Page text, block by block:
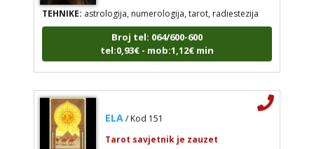
TEHNIKE:astrologija, numerologija, tarot, radiestezija
Broj tel: 064/600-600
tel:0,93€ - mob:1,12€ min
ELA / Kod 151
Tarot savjetnik je zauzet